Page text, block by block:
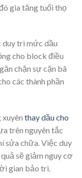
gia tăng tuổi thọ
duy trì mức dầu
cho block điều
chặn sự cặn bã
các thành phần
thay dầu cho
trên nguyên tắc
sửa chữa. Việc duy
sẽ giảm nguy cơ
gian bảo trì.